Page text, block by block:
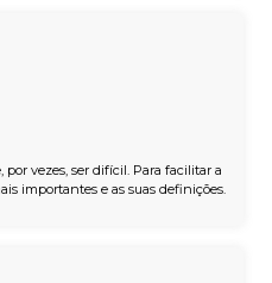
vezes, ser difícil. Para facilitar a
importantes e as suas definições.